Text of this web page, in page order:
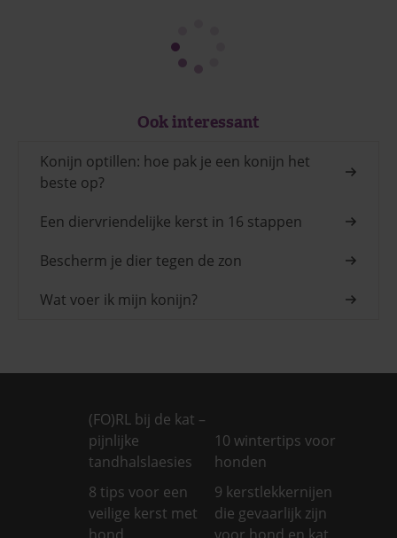
Ook interessant
Konijn optillen: hoe pak je een konijn het
beste op?
Een diervriendelijke kerst in 16 stappen
Bescherm je dier tegen de zon
Wat voer ik mijn konijn?
(FO)RL bij de kat –
pijnlijke
tandhalslaesies
10 wintertips voor
honden
8 tips voor een
veilige kerst met
9 kerstlekkernijen
die gevaarlijk zijn